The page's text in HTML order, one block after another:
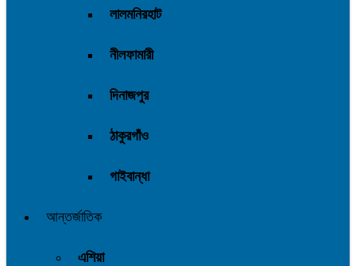
লালমনিরহাট
নীলফামারী
দিনাজপুর
ঠাকুরগাঁও
গাইবান্ধা
আন্তর্জাতিক
এশিয়া